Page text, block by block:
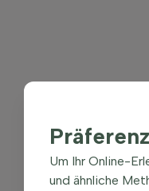
Um Ihr Online-
und ähnliche